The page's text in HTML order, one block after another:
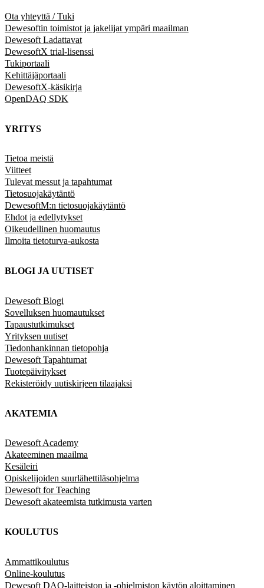
Ota yhteyttä / Tuki
Dewesoftin toimistot ja jakelijat ympäri maailman
Dewesoft Ladattavat
DewesoftX trial-lisenssi
Tukiportaali
Kehittäjäportaali
DewesoftX-käsikirja
OpenDAQ SDK
YRITYS
Tietoa meistä
Viitteet
Tulevat messut ja tapahtumat
Tietosuojakäytäntö
DewesoftM:n tietosuojakäytäntö
Ehdot ja edellytykset
Oikeudellinen huomautus
Ilmoita tietoturva-aukosta
BLOGI JA UUTISET
Dewesoft Blogi
Sovelluksen huomautukset
Tapaustutkimukset
Yrityksen uutiset
Tiedonhankinnan tietopohja
Dewesoft Tapahtumat
Tuotepäivitykset
Rekisteröidy uutiskirjeen tilaajaksi
AKATEMIA
Dewesoft Academy
Akateeminen maailma
Kesäleiri
Opiskelijoiden suurlähettiläsohjelma
Dewesoft for Teaching
Dewesoft akateemista tutkimusta varten
KOULUTUS
Ammattikoulutus
Online-koulutus
Dewesoft DAQ-laitteiston ja -ohjelmiston käytön aloittaminen